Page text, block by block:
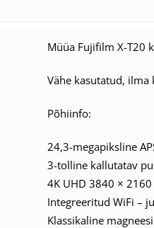
Müüa Fujifilm X-T20
Vähe kasutatud,
Põhiinfo:
24,3-megapiksline
3-tolline kallutatav
4K UHD 3840 ×
Integreeritud WiFi –
Klassikaline